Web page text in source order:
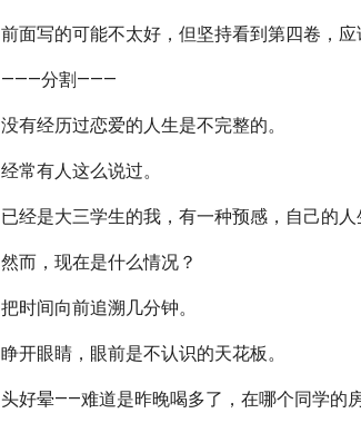
前面写的可能不太好，但坚持看到第四卷，
———分割———
没有经历过恋爱的人生是不完整的。
经常有人这么说过。
已经是大三学生的我，有一种预感，自己的人
然而，现在是什么情况？
把时间向前追溯几分钟。
睁开眼睛，眼前是不认识的天花板。
头好晕——难道是昨晚喝多了，在哪个同学的